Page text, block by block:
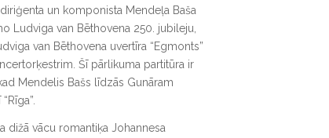
un komponista Mendeļa Baša
Ludviga van Bēthovena 250. jubileju,
van Bēthovena uvertīra “Egmonts”
Šī pārlikuma partitūra ir
Mendelis Bašs līdzās Gunāram
dižā vācu romantiķa Johannesa